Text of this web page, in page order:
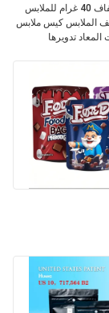
كيس زجاجي شفاف 40 غرام للملابس
الملابس كيس ملابس
تدويرها